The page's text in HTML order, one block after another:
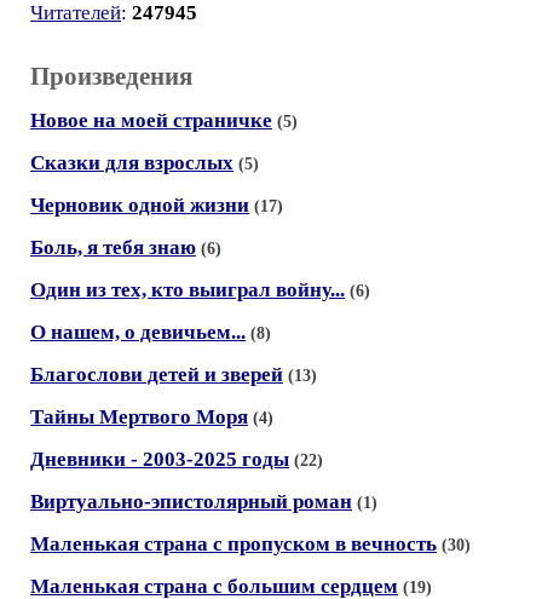
Читателей: 247945
Произведения
Новое на моей страничке (5)
Сказки для взрослых (5)
Черновик одной жизни (17)
Боль, я тебя знаю (6)
Один из тех, кто выиграл войну... (6)
О нашем, о девичьем... (8)
Благослови детей и зверей (13)
Тайны Мертвого Моря (4)
Дневники - 2003-2025 годы (22)
Виртуально-эпистолярный роман (1)
Маленькая страна с пропуском в вечность (30)
Маленькая страна с большим сердцем (19)